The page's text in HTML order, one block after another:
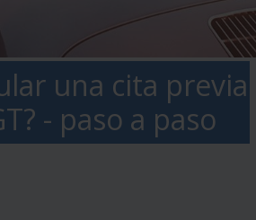
una cita previa
- paso a paso